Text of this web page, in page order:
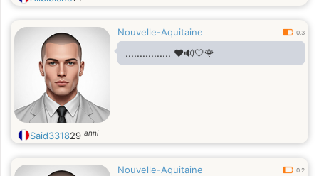
Nouvelle-Aquitaine 0.3
................ ❤🔊🤍🌹
Said331829 anni
Nouvelle-Aquitaine 0.2